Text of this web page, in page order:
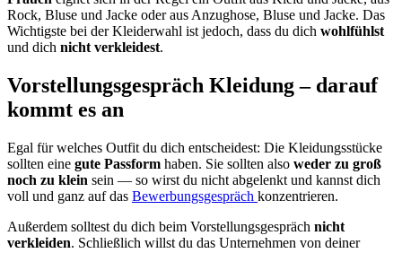
Rock, Bluse und Jacke oder aus Anzughose, Bluse und Jacke. Das
Wichtigste bei der Kleiderwahl ist jedoch, dass du dich wohlfühlst
und dich nicht verkleidest.
Vorstellungsgespräch Kleidung – darauf
kommt es an
Egal für welches Outfit du dich entscheidest: Die Kleidungsstücke
sollten eine gute Passform haben. Sie sollten also weder zu groß
noch zu klein sein — so wirst du nicht abgelenkt und kannst dich
voll und ganz auf das Bewerbungsgespräch konzentrieren.
Außerdem solltest du dich beim Vorstellungsgespräch nicht
verkleiden. Schließlich willst du das Unternehmen von deiner